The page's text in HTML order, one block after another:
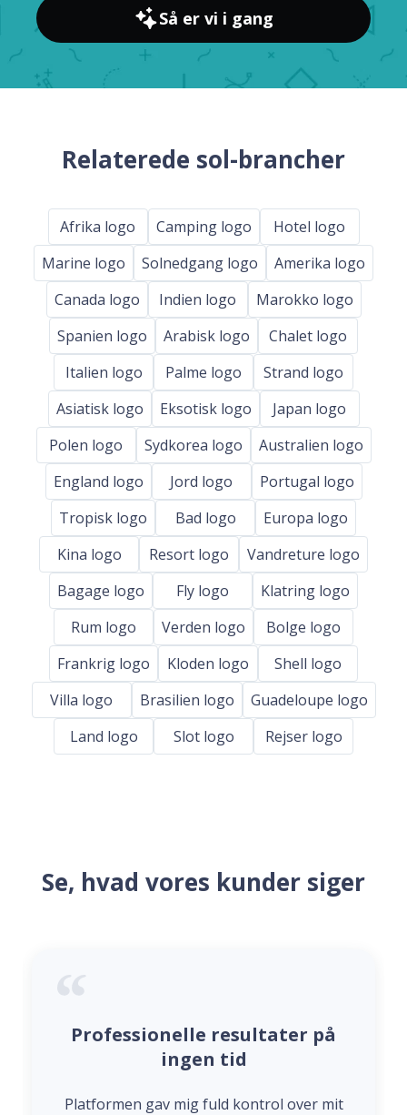
Så er vi i gang
Relaterede sol-brancher
Afrika logo Camping logo
Hotel logo
Marine logo
Solnedgang logo
Amerika logo
Canada logo
Indien logo
Marokko logo
Spanien logo
Arabisk logo
Chalet logo
Italien logo
Palme logo
Strand logo
Asiatisk logo
Eksotisk logo
Japan logo
Polen logo
Sydkorea logo
Australien logo
England logo
Jord logo
Portugal logo
Tropisk logo
Bad logo
Europa logo
Kina logo
Resort logo
Vandreture logo
Bagage logo
Fly logo
Klatring logo
Rum logo
Verden logo
Bolge logo
Frankrig logo
Kloden logo
Shell logo
Villa logo
Brasilien logo
Guadeloupe logo
Land logo
Slot logo Rejser logo
Se, hvad vores kunder siger
Professionelle resultater på
ingen tid
Platformen gav mig fuld kontrol over mit